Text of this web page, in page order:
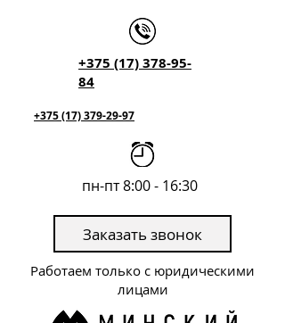
+375 (17) 378-95-
84
Заказать звонок
пн-пт 8:00 - 16:30
Работаем только с юридическими
лицами
+375 (17) 379-29-97